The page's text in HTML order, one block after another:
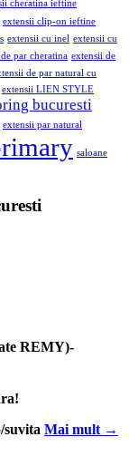
cheratina ieftine
extensii clip-on ieftine
extensii cu inel extensii cu
par cheratina extensii de
de par natural cu
extensii LIEN STYLE
bucuresti
extensii par natural
saloane
REMY)-
Mai mult →